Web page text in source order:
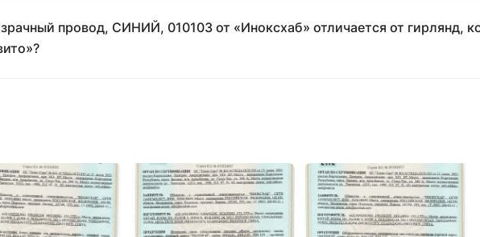
провод, СИНИЙ, 010103 от «Иноксхаб» отличается от гирлянд,